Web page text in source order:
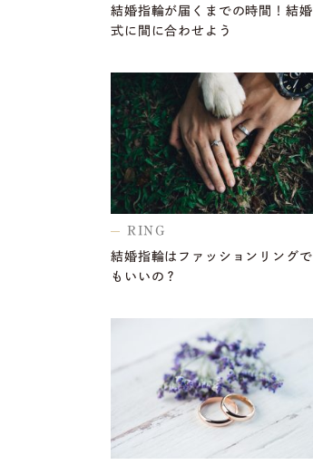
結婚指輪が届くまでの時間！結婚
式に間に合わせよう
RING
結婚指輪はファッションリングで
もいいの？